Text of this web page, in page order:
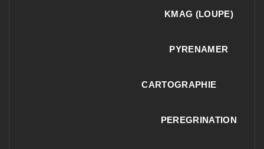
KMAG (LOUPE)
PYRENAMER
CARTOGRAPHIE
PEREGRINATION